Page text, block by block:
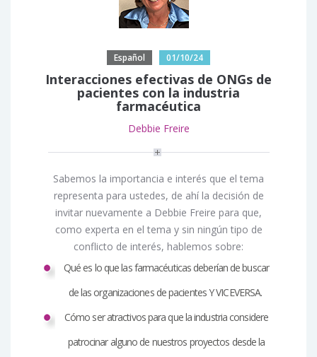
Español 01/10/24
Interacciones efectivas de ONGs de
pacientes con la industria
farmacéutica
Debbie Freire
Sabemos la importancia e interés que el tema
representa para ustedes, de ahí la decisión de
invitar nuevamente a Debbie Freire para que,
como experta en el tema y sin ningún tipo de
conflicto de interés, hablemos sobre:
Qué es lo que las farmacéuticas deberían de buscar
de las organizaciones de pacientes Y VICEVERSA.
Cómo ser atractivos para que la industria considere
patrocinar alguno de nuestros proyectos desde la